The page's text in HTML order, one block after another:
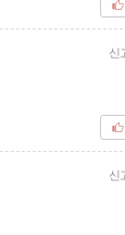
신
신